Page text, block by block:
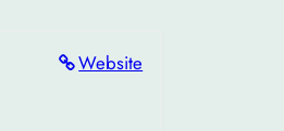
Website